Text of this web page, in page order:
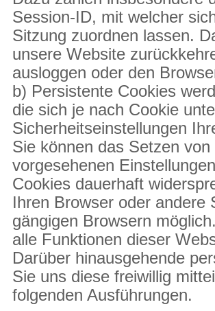
Session-ID, mit welcher
Sitzung zuordnen lassen.
unsere Website
ausloggen oder den
b) Persistente Cookies
die sich je nach Cookie
Sicherheitseinstellungen
Sie können das Setzen
vorgesehenen
Cookies dauerhaft
Ihren Browser oder andere
gängigen Browsern
alle Funktionen dieser
Darüber hinausgehende
Sie uns diese freiwillig
folgenden Ausführungen.